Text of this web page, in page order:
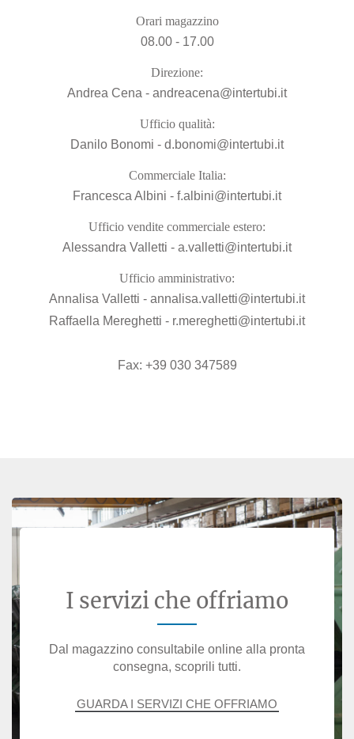
Orari magazzino
08.00 - 17.00
Direzione:
Andrea Cena - andreacena@intertubi.it
Ufficio qualità:
Danilo Bonomi - d.bonomi@intertubi.it
Commerciale Italia:
Francesca Albini - f.albini@intertubi.it
Ufficio vendite commerciale estero:
Alessandra Valletti - a.valletti@intertubi.it
Ufficio amministrativo:
Annalisa Valletti - annalisa.valletti@intertubi.it
Raffaella Mereghetti - r.mereghetti@intertubi.it
Fax: +39 030 347589
I servizi che offriamo
Dal magazzino consultabile online alla pronta
consegna, scoprili tutti.
GUARDA I SERVIZI CHE OFFRIAMO